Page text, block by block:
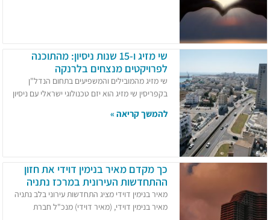
שי מזיג ו-15 שנות ניסיון: מהתוכנה
לפרויקטים מנצחים בלרנקה
שי מזיג מהמובילים והמשפיעים בתחום הנדל"ן
בקפריסין שי מזיג הוא יזם טכנולוגי ישראלי עם ניסיון
להמשך קריאה »
כך מקדם מאיר בנימין דוידי את חזון
ההתחדשות העירונית במרכז נתניה
מאיר בנימין דוידי מציג התחדשות עירוני בלב נתניה
מאיר בנימין דוידי, (מאיר דוידי) מנכ"ל חברת